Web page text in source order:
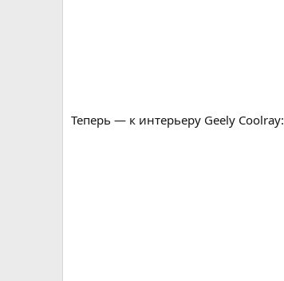
Теперь — к интерьеру Geely Coolray: